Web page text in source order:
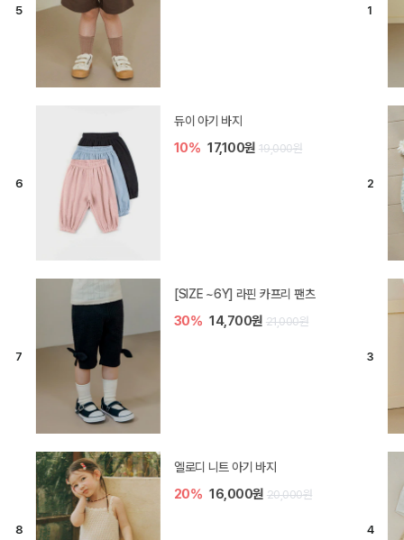
브렌 아기 블라우스 세트
10% 36,900원 41,000원
[SIZE ~6Y] 오뎃 라운지웨어
10% 20,700원 23,000원
[SIZE ~6Y] 블룸 플리츠 쓰리피스
셋업